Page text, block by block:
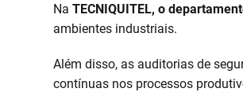
NaTECNIQUITEL, o
ambientes industriais.
Além disso, as auditorias de
contínuas nos processos